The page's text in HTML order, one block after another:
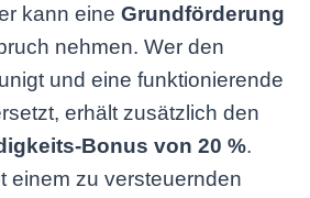
kann eine Grundförderung
nehmen. Wer den
und eine funktionierende
erhält zusätzlich den
Bonus von 20 %.
einem zu versteuernden